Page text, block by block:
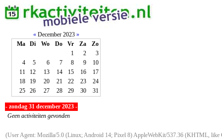
«December 2023 »
Ma
Di Wo Do Vr Za
Zo
1
2
3
4
5 6 7 8 9
10
11
12 13 14 15 16
17
18
19 20 21 22 23
24
25
26 27 28 29 30 31
- zondag 31 december 2023 -
Geen activiteiten gevonden
(User Agent: Mozilla/5.0 (Linux; Android 14; Pixel 8) AppleWebKit/537.36 (KHTML, like